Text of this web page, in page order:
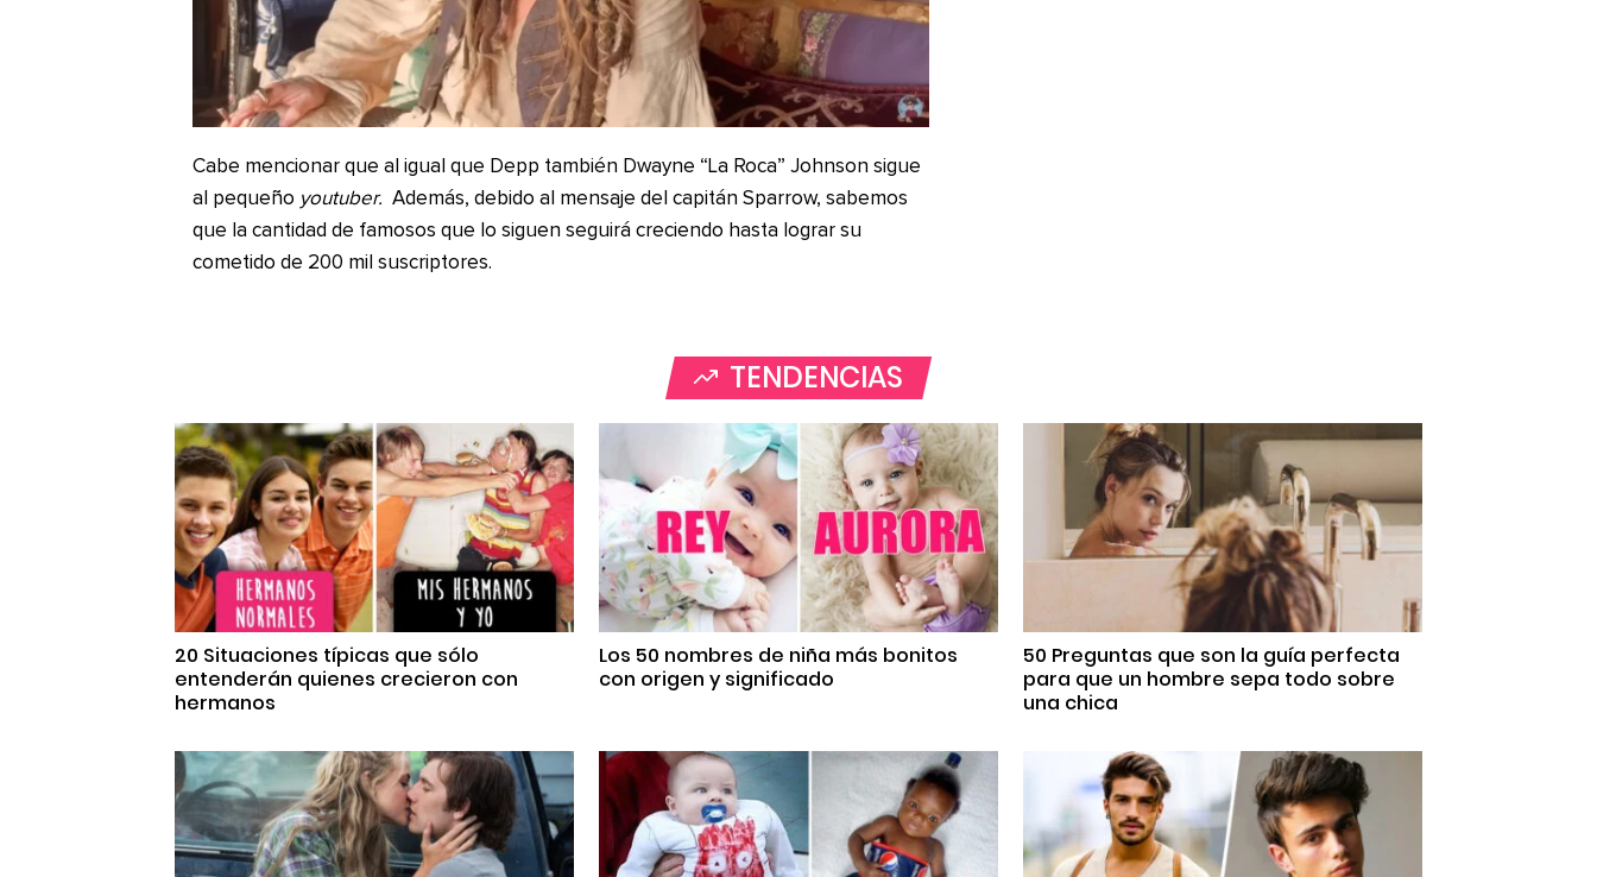
Cabe mencionar que al igual que Depp también Dwayne “La Roca” Johnson sigue
al pequeño youtuber. Además, debido al mensaje del capitán Sparrow, sabemos
que la cantidad de famosos que lo siguen seguirá creciendo hasta lograr su
cometido de 200 mil suscriptores.
TENDENCIAS
20 Situaciones típicas que sólo
entenderán quienes crecieron con
hermanos
Los 50 nombres de niña más bonitos
con origen y significado
50 Preguntas que son la guía perfecta
para que un hombre sepa todo sobre
una chica